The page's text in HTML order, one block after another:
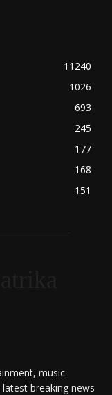
11240
1026
693
245
177
168
151
music
breaking news